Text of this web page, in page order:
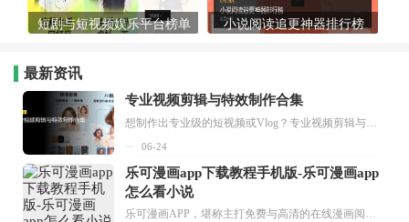
短剧与短视频娱乐平台榜单 小说阅读追更神器排行榜
最新资讯
专业视频剪辑与特效制作合集
想制作出专业级的短视频或Vlog？专业视频剪辑与特效制作大全专题为你提供了从剪辑、抠像到特效包装的全套解决方案。无论是添加炫酷的片头、进行精准的视频抠图，还是制...
06-24
乐可漫画app下载教程手机版-乐可漫画app
怎么看小说